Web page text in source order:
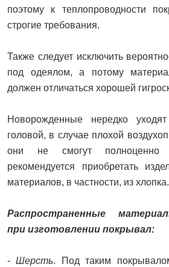
поэтому к теплопроводности
строгие требования.
Также следует исключить
под одеялом, а потому
должен отличаться хорошей
Новорожденные нередко
головой, в случае плохой
они не смогут полноценно
рекомендуется приобретать
материалов, в частности, из хлопка.
Распространенные
при изготовлении покрывал:
-Шерсть. Под таким